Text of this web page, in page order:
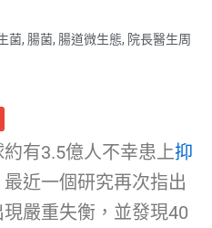
菌, 腸菌, 腸道微生態, 院長醫生周
約有3.5億人不幸患上抑
最近一個研究再次指出
嚴重失衡，並發現40